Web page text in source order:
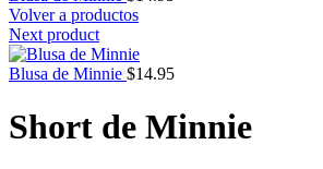
Volver a productos
Next product
Blusa de Minnie $14.95
Short de Minnie